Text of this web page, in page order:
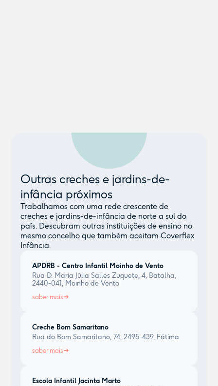
Outras creches e jardins-de-
infância próximos
Trabalhamos com uma rede crescente de
creches e jardins-de-infância de norte a sul do
país. Descubram outras instituições de ensino no
mesmo concelho que também aceitam Coverflex
Infância.
APDRB - Centro Infantil Moinho de Vento
Rua D. Maria Júlia Salles Zuquete, 4, Batalha,
2440-041, Moinho de Vento
saber mais
Creche Bom Samaritano
Rua do Bom Samaritano, 74, 2495-439, Fátima
saber mais
Escola Infantil Jacinta Marto